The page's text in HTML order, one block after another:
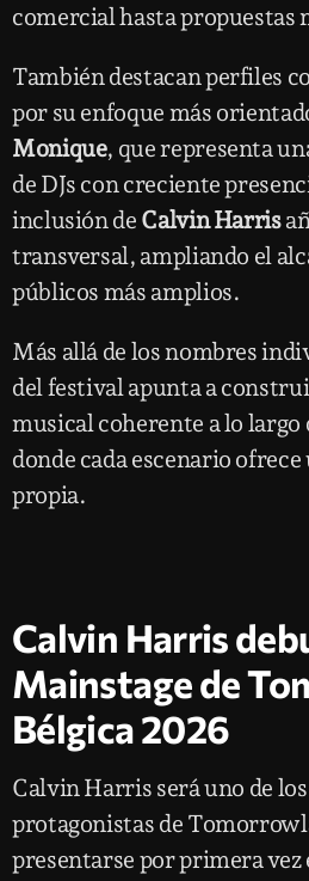
comercial hasta propuestas
También destacan perfiles
por su enfoque más
Monique, que representa
de DJs con creciente
inclusión de Calvin Harris
transversal, ampliando el
públicos más amplios.
Más allá de los nombres
del festival apunta a
musical coherente a lo largo
donde cada escenario
propia.
Calvin Harris
Mainstage de
Bélgica 2026
Calvin Harris será uno de
protagonistas de
presentarse por primera vez